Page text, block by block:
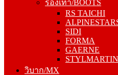
รองเท้า/BOOTS
RS TAICHI
SIDI
FORMA
GAERNE
วิบาก/MX
ALPINESTARS
SIDI
FORMA
GAERNE
วิบาก/MX
หมวกกันน็อค/MX